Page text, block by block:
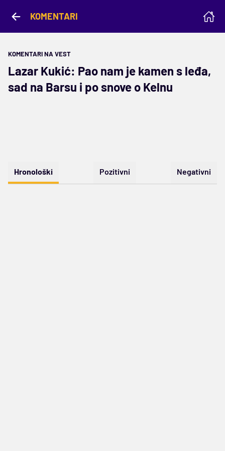
KOMENTARI
KOMENTARI NA VEST
Lazar Kukić: Pao nam je kamen s leđa,
sad na Barsu i po snove o Kelnu
Hronološki Pozitivni Negativni